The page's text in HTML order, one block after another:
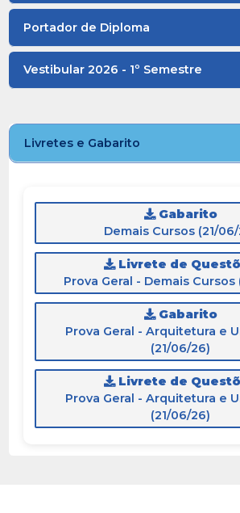
Portador de Diploma
Vestibular 2026 - 1º Semestre
Livretes e Gabarito
Gabarito
Demais Cursos (21/
Livrete de
Prova Geral - Demais Cursos
Gabarito
Prova Geral - Arquitetura e
(21/06/26)
Livrete de
Prova Geral - Arquitetura e
(21/06/26)